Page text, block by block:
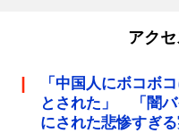
アク
「中国人にボコボ
とされた」 「闇
にされた悲惨すぎ